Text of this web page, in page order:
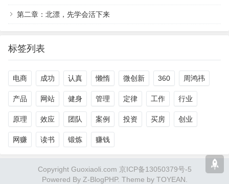
第二章：北漂，先学会活下来
标签列表
电商 成功 认真 懒惰 微创新 360 周鸿祎
产品 网站 健身 管理 定律 工作 行业
原理 效应 团队 案例 投资 买房 创业
网赚 读书 锻炼 赚钱
Copyright Guoxiaoli.com 京ICP备13050379号-5
Powered By Z-BlogPHP. Theme by TOYEAN